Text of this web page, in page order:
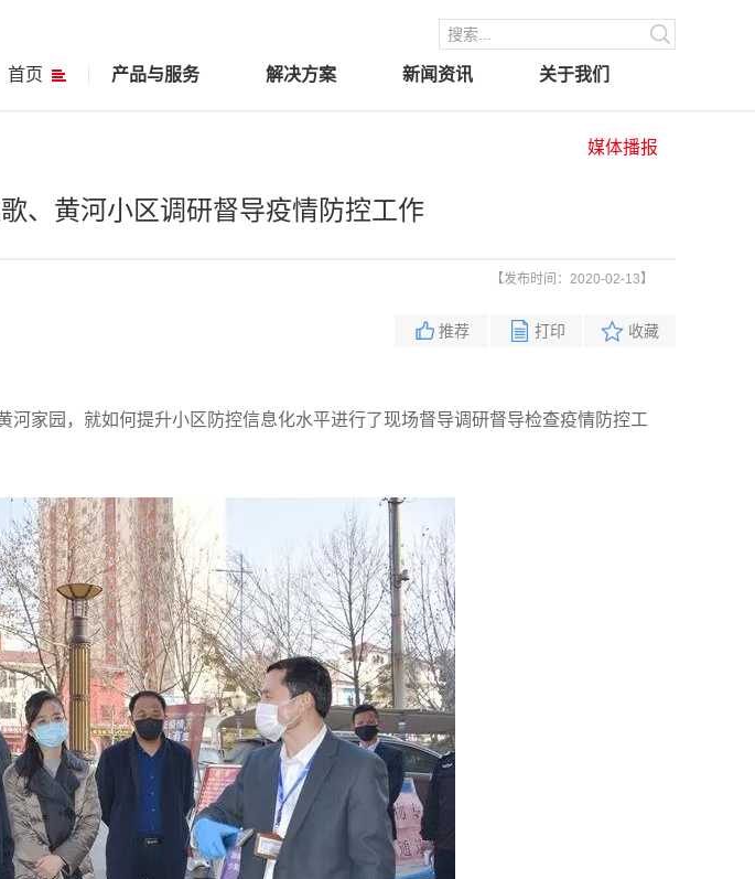
首页 产品与服务 解决方案 新闻资讯 关于我们
媒体播报
、黄河小区调研督导疫情防控工作
【发布时间：2020-02-13】
收藏
打印
推荐
河家园，就如何提升小区防控信息化水平进行了现场督导调研督导检查疫情防控工